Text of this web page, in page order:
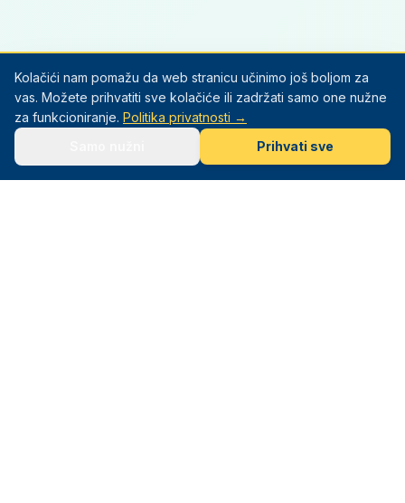
Kolačići nam pomažu da web stranicu učinimo još boljom za
vas. Možete prihvatiti sve kolačiće ili zadržati samo one nužne
za funkcioniranje. Politika privatnosti →
Prihvati sve